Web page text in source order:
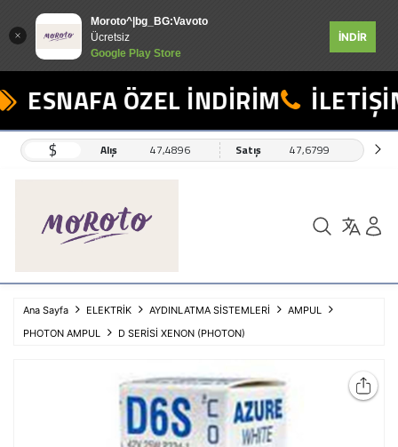
Moroto^|bg_BG:Vavoto
Ücretsiz
Google Play Store
İNDİR
ESNAFA ÖZEL İNDİRİM
$ Alış 47,4896 Satış 47,6799
Ana Sayfa ELEKTRİK AYDINLATMA SİSTEMLERİ
AMPUL
PHOTON AMPUL
D SERİSİ XENON (PHOTON)